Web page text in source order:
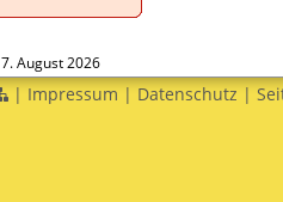
7. August 2026
| Impressum | Datenschutz |